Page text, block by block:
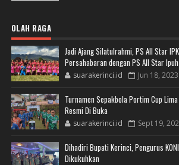
OLAH RAGA
Jadi Ajang Silatulrahmi, PS All Star
Persahabaran dengan PS All Star Ipuh
suarakerinci.id Jun 18, 2023
Turnamen Sepakbola Portim Cup
Resmi Di Buka
suarakerinci.id Sept 19,
Dihadiri Bupati Kerinci, Pengurus
Dikukuhkan